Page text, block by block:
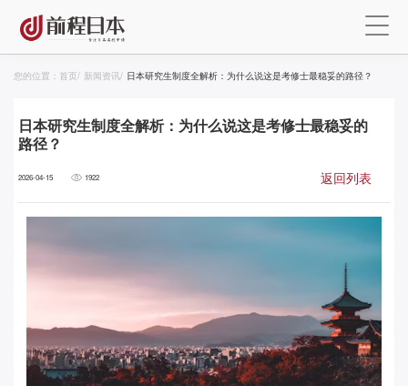
您的位置： 首页/ 新闻资讯/ 日本研究生制度全解析：为什么说这是考修士最稳妥的路径？
日本研究生制度全解析：为什么说这是考修士最稳妥的
路径？
2026-04-15 1922 返回列表